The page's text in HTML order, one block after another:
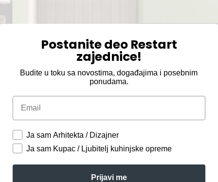
Postanite deo Restart
zajednice!
Budite u toku sa novostima, događajima i posebnim
ponudama.
Email
Ja sam Arhitekta / Dizajner
Ja sam Kupac / Ljubitelj kuhinjske opreme
Prijavi me